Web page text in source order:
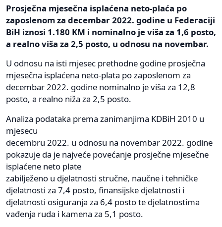
Prosječna mjesečna isplaćena neto-plaća po
zaposlenom za decembar 2022. godine u Federaciji
BiH iznosi 1.180 KM i nominalno je viša za 1,6 posto,
a realno viša za 2,5 posto, u odnosu na novembar.
U odnosu na isti mjesec prethodne godine prosječna
mjesečna isplaćena neto-plata po zaposlenom za
decembar 2022. godine nominalno je viša za 12,8
posto, a realno niža za 2,5 posto.
Analiza podataka prema zanimanjima KDBiH 2010 u
mjesecu
decembru 2022. u odnosu na novembar 2022. godine
pokazuje da je najveće povećanje prosječne mjesečne
isplaćene neto plate
zabilježeno u djelatnosti stručne, naučne i tehničke
djelatnosti za 7,4 posto, finansijske djelatnosti i
djelatnosti osiguranja za 6,4 posto te djelatnostima
vađenja ruda i kamena za 5,1 posto.